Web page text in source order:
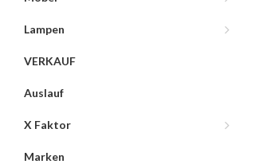
Lampen
VERKAUF
Auslauf
X Faktor
Marken